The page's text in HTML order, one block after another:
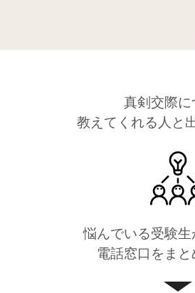
真剣交際に
教えてくれる人と
悩んでいる受験生
電話窓口をまと